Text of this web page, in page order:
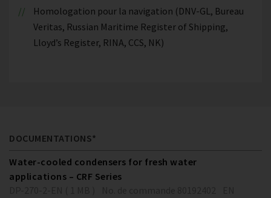
Homologation pour la navigation (DNV-GL, Bureau
Veritas, Russian Maritime Register of Shipping,
Lloyd’s Register, RINA, CCS, NK)
DOCUMENTATIONS*
Water-cooled condensers for fresh water
applications – CRF Series